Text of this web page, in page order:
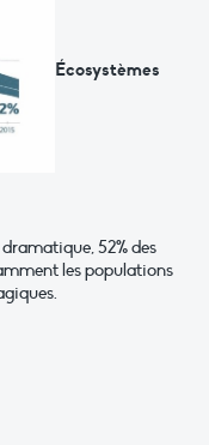
Écosystèmes
52% des
les populations